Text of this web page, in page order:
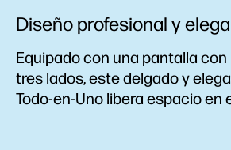
Diseño profesional y
Equipado con una pantalla
tres lados, este delgado y
Todo-en-Uno libera espacio en